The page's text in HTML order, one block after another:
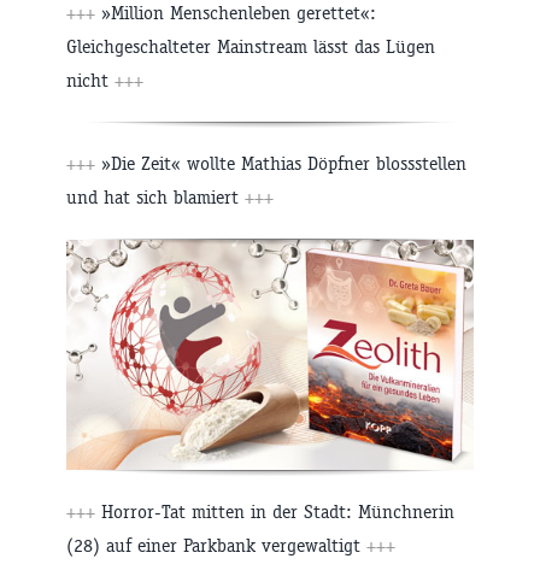
+++ »Million Menschenleben gerettet«:
Gleichgeschalteter Mainstream lässt das Lügen
nicht +++
+++ »Die Zeit« wollte Mathias Döpfner blossstellen
und hat sich blamiert +++
+++ Horror-Tat mitten in der Stadt: Münchnerin
(28) auf einer Parkbank vergewaltigt +++